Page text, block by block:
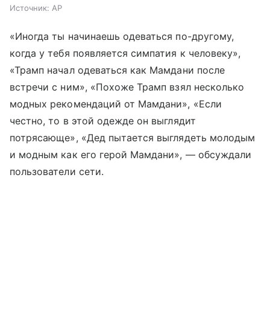
Источник: AP
«Иногда ты начинаешь одеваться по-другому,
когда у тебя появляется симпатия к человеку»,
«Трамп начал одеваться как Мамдани после
встречи с ним», «Похоже Трамп взял несколько
модных рекомендаций от Мамдани», «Если
честно, то в этой одежде он выглядит
потрясающе», «Дед пытается выглядеть молодым
и модным как его герой Мамдани», — обсуждали
пользователи сети.